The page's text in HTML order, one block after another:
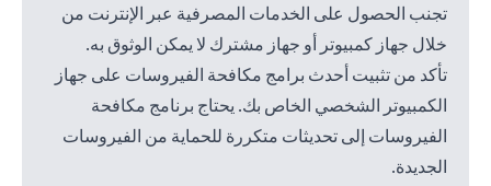
تجنب الحصول على الخدمات المصرفية عبر الإنترنت من
خلال جهاز كمبيوتر أو جهاز مشترك لا يمكن الوثوق به.
تأكد من تثبيت أحدث برامج مكافحة الفيروسات على جهاز
الكمبيوتر الشخصي الخاص بك. يحتاج برنامج مكافحة
الفيروسات إلى تحديثات متكررة للحماية من الفيروسات
الجديدة.